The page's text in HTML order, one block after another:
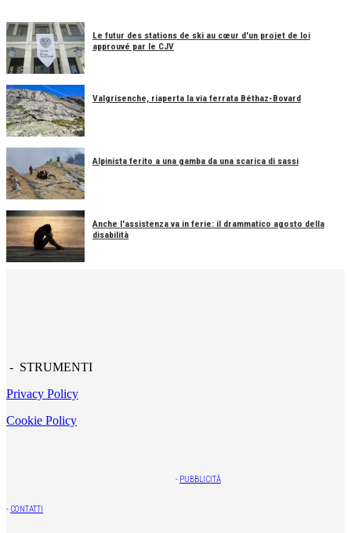
Le futur des stations de ski au cœur d'un projet de loi
approuvé par le CJV
Valgrisenche, riaperta la via ferrata Béthaz-Bovard
Alpinista ferito a una gamba da una scarica di sassi
Anche l'assistenza va in ferie: il drammatico agosto della
disabilità
- STRUMENTI
Privacy Policy
Cookie Policy
- PUBBLICITÀ
- CONTATTI